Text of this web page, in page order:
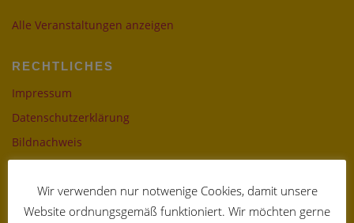
Alle Veranstaltungen anzeigen
RECHTLICHES
Impressum
Datenschutzerklärung
Bildnachweis
FACEBOOK & CO
Facebook
Wir verwenden nur notwenige Cookies, damit unsere
Website ordnungsgemäß funktioniert. Wir möchten gerne